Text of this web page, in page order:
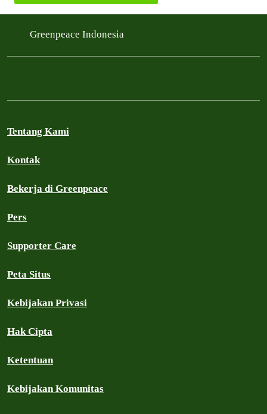
Greenpeace Indonesia
Tentang Kami
Kontak
Bekerja di Greenpeace
Pers
Supporter Care
Peta Situs
Kebijakan Privasi
Hak Cipta
Ketentuan
Kebijakan Komunitas